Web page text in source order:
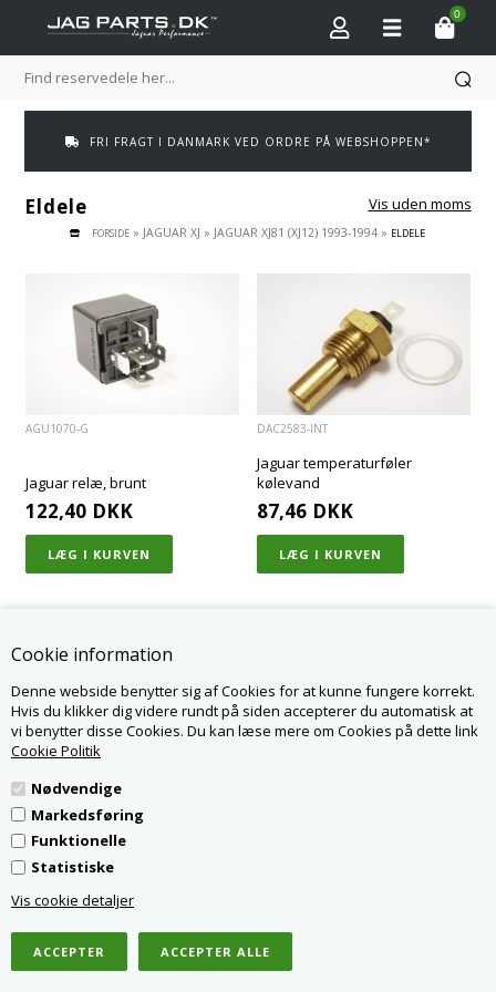
Cookie information
Denne webside benytter sig af Cookies for at kunne fungere korrekt.
Hvis du klikker dig videre rundt på siden accepterer du automatisk at
vi benytter disse Cookies. Du kan læse mere om Cookies på dette link
Cookie Politik
Nødvendige
Markedsføring
Funktionelle
Statistiske
Vis cookie detaljer
0
FRI FRAGT I DANMARK VED ORDRE PÅ WEBSHOPPEN*
Eldele
FORSIDE » JAGUAR XJ » JAGUAR XJ81 (XJ12) 1993-1994 » ELDELE
Vis uden moms
AGU1070-G
Jaguar relæ, brunt
122,40 DKK
DAC2583-INT
Jaguar temperaturføler
kølevand
87,46 DKK
KONTAKT OS
JAGPARTS.DK - LR PARTS DENMARK APS
NØRSKOVVEJ 1A
8660 SKANDERBORG
INFO@JAGPARTS.DK
TLF.
82307007
CVR 31476739
ÅBNINGSTIDER: MAN-TORS 8.00-15.00, FRE. 08.00-13.00
VI SVARER E-MAILS HURTIGST MULIGT,